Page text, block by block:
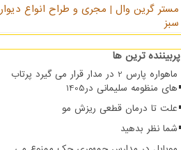
مستر گرین وال | مجری و طراح انواع دیوار
سبز
پربیننده ترین ها
ماهواره پارس 2 در مدار قرار می گیرد پرتاب
های منظومه سلیمانی در1405
علت تا درمان قطعی ریزش مو
شما نظر بدهید